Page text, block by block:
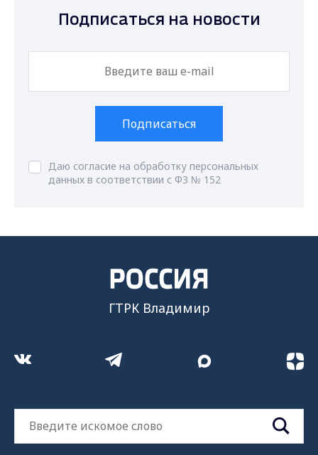
Подписаться на новости
Подписаться
Даю согласие на обработку персональных
данных в соответствии с ФЗ № 152
ГТРК Владимир